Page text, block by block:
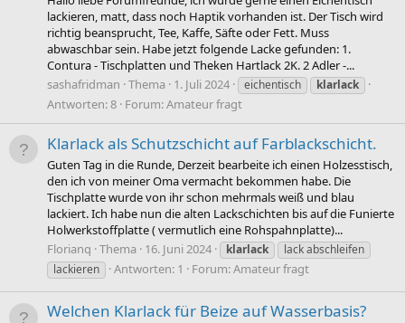
lackieren, matt, dass noch Haptik vorhanden ist. Der Tisch wird
richtig beansprucht, Tee, Kaffe, Säfte oder Fett. Muss
abwaschbar sein. Habe jetzt folgende Lacke gefunden: 1.
Contura - Tischplatten und Theken Hartlack 2K. 2 Adler -...
sashafridman Thema 1. Juli 2024 eichentisch klarlack
Antworten: 8 Forum:Amateur fragt
Klarlack als Schutzschicht auf Farblackschicht.
Guten Tag in die Runde, Derzeit bearbeite ich einen Holzesstisch,
den ich von meiner Oma vermacht bekommen habe. Die
Tischplatte wurde von ihr schon mehrmals weiß und blau
lackiert. Ich habe nun die alten Lackschichten bis auf die Funierte
Holwerkstoffplatte ( vermutlich eine Rohspahnplatte)...
Florianq Thema 16. Juni 2024 klarlack
lack abschleifen
lackieren
Antworten: 1 Forum:Amateur fragt
Welchen Klarlack für Beize auf Wasserbasis?